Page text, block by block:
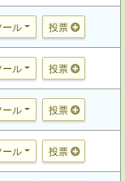
ール 投票
ール 投票
ール 投票
ール 投票